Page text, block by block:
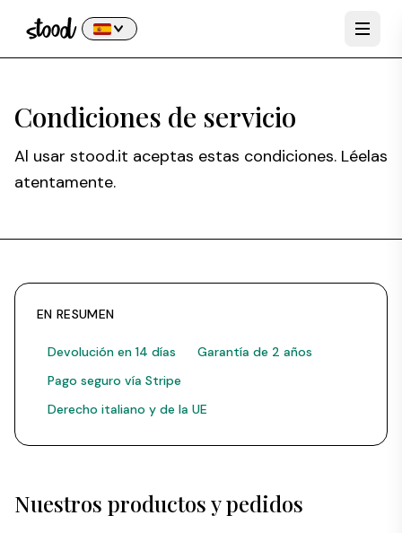
Condiciones de servicio
Al usar stood.it aceptas estas condiciones. Léelas
atentamente.
EN RESUMEN
Devolución en 14 días
Garantía de 2 años
Pago seguro vía Stripe
Derecho italiano y de la UE
Nuestros productos y pedidos